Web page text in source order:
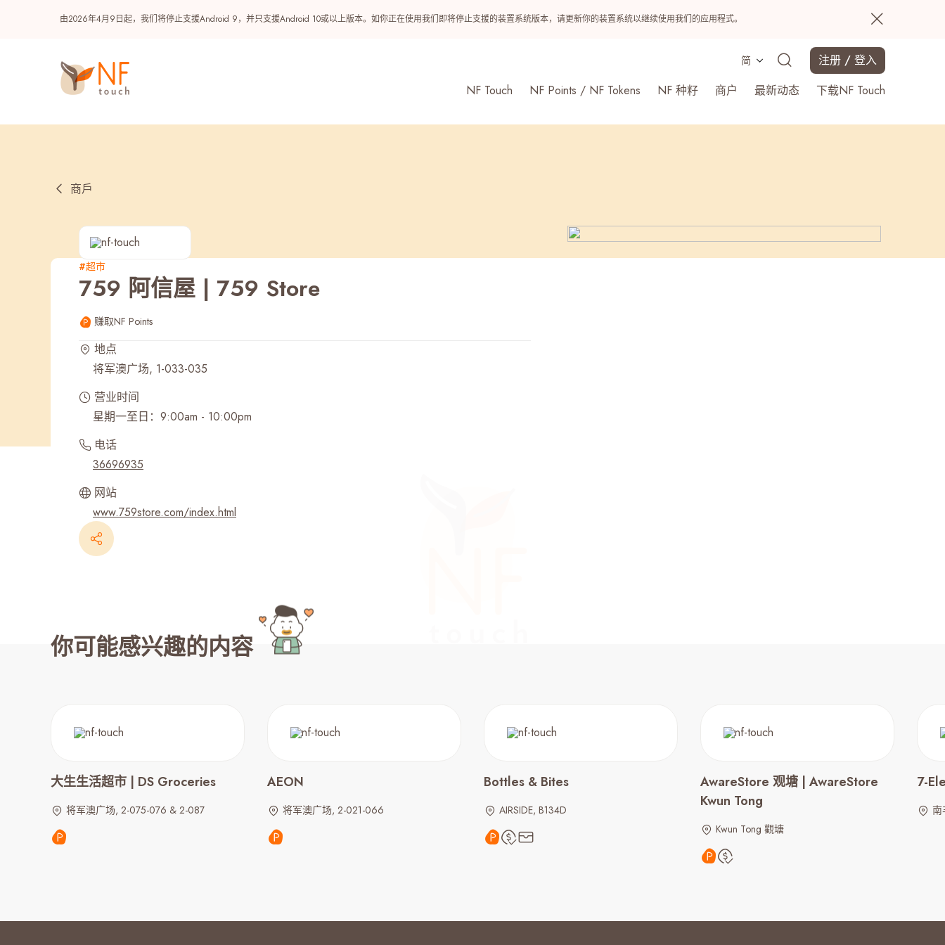
由2026年4月9日起，我们将停止支援Android 9，并只支援Android 10或以上版本。如你正在使用我们即将停止支援的装置系统版本，请更新你的装置系统以继续使用我们的应用程式。
简
注册 / 登入
NF Touch
NF Points / NF Tokens NF 种籽 商户 最新动态 下载NF Touch
热门
NF 种籽 NF Points AIRSIDE 奖赏
最近搜寻纪录
商戶
#超市
759 阿信屋 | 759 Store
赚取NF Points
地点
将军澳广场, 1-033-035
营业时间
星期一至日：9:00am - 10:00pm
电话
36696935
网站
www.759store.com/index.html
你可能感兴趣的内容
大生生活超市 | DS Groceries
将军澳广场, 2-075-076 & 2-087
AEON
将军澳广场, 2-021-066
Bottles & Bites
AIRSIDE, B134D
AwareStore 观塘 | AwareStore
Kwun Tong
Kwun Tong 觀塘
7-
南